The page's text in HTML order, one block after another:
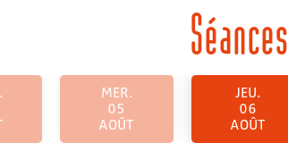
Séances
MER.
05
AOÛT
JEU.
06
AOÛT